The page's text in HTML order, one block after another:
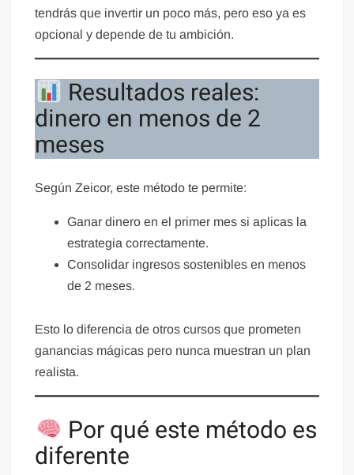
tendrás que invertir un poco más, pero eso ya es
opcional y depende de tu ambición.
Resultados reales:
dinero en menos de 2
meses
Según Zeicor, este método te permite:
Ganar dinero en el primer mes si aplicas la
estrategia correctamente.
Consolidar ingresos sostenibles en menos
de 2 meses.
Esto lo diferencia de otros cursos que prometen
ganancias mágicas pero nunca muestran un plan
realista.
Por qué este método es
diferente